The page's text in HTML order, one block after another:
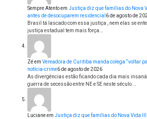
Sempre Atentoem Justiça diz que famílias do Nova
antes de desocuparem residencial 6 de agosto de
Brasil tá lascado com essa justiça , nem elas se
justiça estadual tem mais força…
Zéem Vereadora de Curitiba manda colega “voltar
notícia-crime6 de agosto de 2026
As divergências estão ficando cada dia mais
guerra de secessão entre NE e SE neste século.…
Lucianeem Justiça diz que famílias do Nova Vida